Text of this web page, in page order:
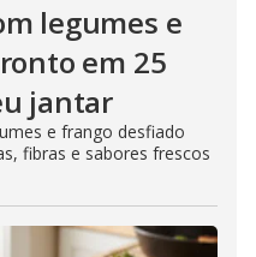
legumes e
em 25
jantar
e frango desfiado
fibras e sabores frescos